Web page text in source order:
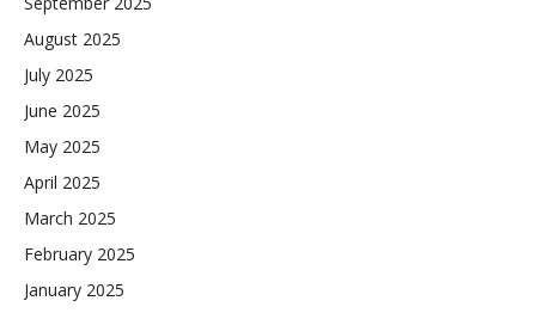
August 2025
July 2025
June 2025
May 2025
April 2025
March 2025
February 2025
January 2025